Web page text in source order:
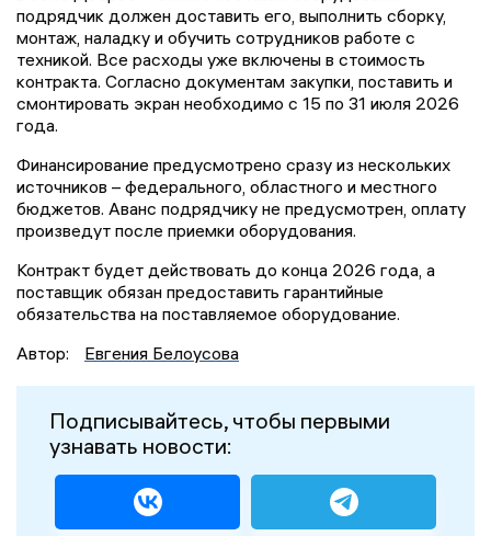
подрядчик должен доставить его, выполнить сборку,
монтаж, наладку и обучить сотрудников работе с
техникой. Все расходы уже включены в стоимость
контракта. Согласно документам закупки, поставить и
смонтировать экран необходимо с 15 по 31 июля 2026
года.
Финансирование предусмотрено сразу из нескольких
источников – федерального, областного и местного
бюджетов. Аванс подрядчику не предусмотрен, оплату
произведут после приемки оборудования.
Контракт будет действовать до конца 2026 года, а
поставщик обязан предоставить гарантийные
обязательства на поставляемое оборудование.
Автор:
Евгения Белоусова
Подписывайтесь, чтобы первыми
узнавать новости: